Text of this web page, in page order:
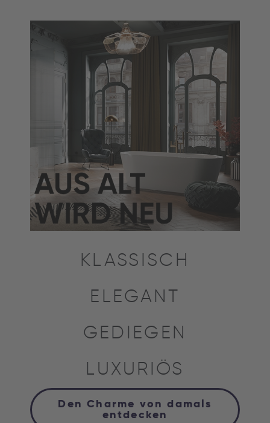
KLASSISCH
ELEGANT
GEDIEGEN
LUXURIÖS
Den Charme von damals
entdecken